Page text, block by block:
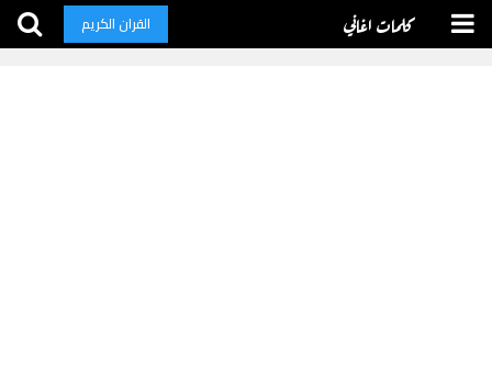
كلمات اغاني القران الكريم